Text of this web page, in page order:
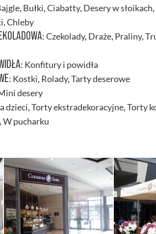
, Bułki,Ciabatty, Desery w słoikach,
,Chleby
:Czekolady, Draże, Praliny,
: Konfitury i powidła
: Kostki, Rolady,Tarty deserowe
desery
dzieci,Torty ekstradekoracyjne,Torty
,W pucharku